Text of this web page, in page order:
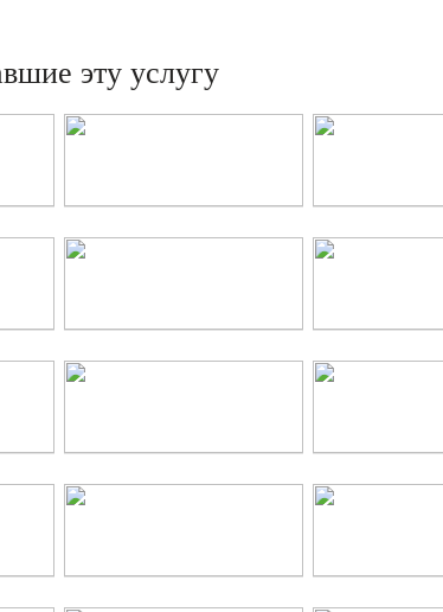
эту услугу